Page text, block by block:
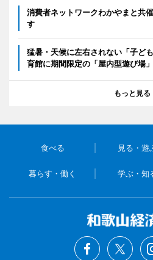
消費者ネットワークわかやまと共
す
猛暑・天候に左右されない「子ど
育館に期間限定の「屋内型遊び場
もっと見る
食べる 見る・遊
暮らす・働く 学ぶ・知